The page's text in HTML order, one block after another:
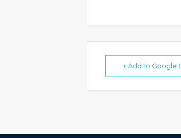
+ Add to Google